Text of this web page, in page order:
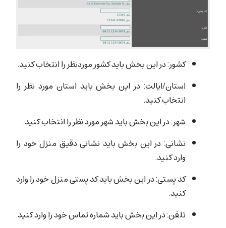
کشور: در این بخش باید کشور موردنظر را انتخاب کنید.
استان/ایالت: در این بخش باید استان مورد نظر را
انتخاب کنید.
شهر: در این بخش باید شهر مورد نظر را انتخاب کنید.
نشانی: در این بخش باید نشانی دقیق منزل خود را
وارد کنید.
کد پستی: در این بخش باید کد پستی منزل خود را وارد
کنید.
تلفن: در این بخش باید شماره تماس خود را وارد کنید.